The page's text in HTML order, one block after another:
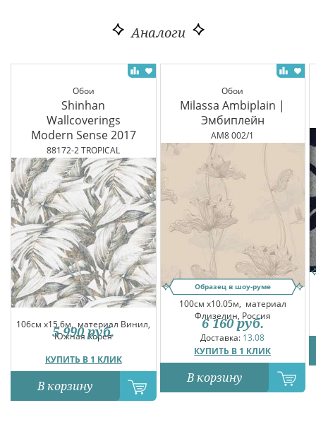
Аналоги
Обои
Shinhan
Wallcoverings
Modern Sense 2017
88172-2 TROPICAL
106см x15.6м, материал Винил,
Южная Корея
КУПИТЬ В 1 КЛИК
5 990 руб.
В корзину
Обои
Milassa Ambiplain |
Эмбиплейн
AM8 002/1
Образец в шоу-руме
100см x10.05м, материал
Флизелин, Россия
Доставка: 13.08
КУПИТЬ В 1 КЛИК
6 160 руб.
В корзину